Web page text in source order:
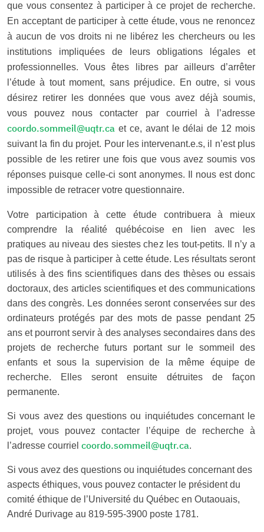
que vous consentez à participer à ce projet de recherche.
En acceptant de participer à cette étude, vous ne renoncez
à aucun de vos droits ni ne libérez les chercheurs ou les
institutions impliquées de leurs obligations légales et
professionnelles. Vous êtes libres par ailleurs d’arrêter
l’étude à tout moment, sans préjudice. En outre, si vous
désirez retirer les données que vous avez déjà soumis,
vous pouvez nous contacter par courriel à l’adresse
coordo.sommeil@uqtr.ca et ce, avant le délai de 12 mois
suivant la fin du projet. Pour les intervenant.e.s, il n’est plus
possible de les retirer une fois que vous avez soumis vos
réponses puisque celle-ci sont anonymes. Il nous est donc
impossible de retracer votre questionnaire.
Votre participation à cette étude contribuera à mieux
comprendre la réalité québécoise en lien avec les
pratiques au niveau des siestes chez les tout-petits. Il n’y a
pas de risque à participer à cette étude. Les résultats seront
utilisés à des fins scientifiques dans des thèses ou essais
doctoraux, des articles scientifiques et des communications
dans des congrès. Les données seront conservées sur des
ordinateurs protégés par des mots de passe pendant 25
ans et pourront servir à des analyses secondaires dans des
projets de recherche futurs portant sur le sommeil des
enfants et sous la supervision de la même équipe de
recherche. Elles seront ensuite détruites de façon
permanente.
Si vous avez des questions ou inquiétudes concernant le
projet, vous pouvez contacter l’équipe de recherche à
l’adresse courriel coordo.sommeil@uqtr.ca.
Si vous avez des questions ou inquiétudes concernant des
aspects éthiques, vous pouvez contacter le président du
comité éthique de l’Université du Québec en Outaouais,
André Durivage au 819-595-3900 poste 1781.